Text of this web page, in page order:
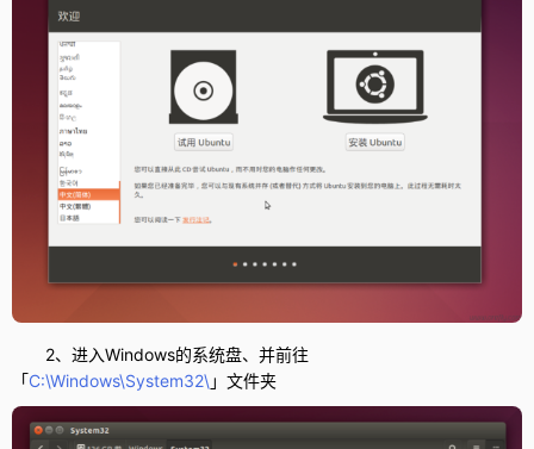
2、进入Windows的系统盘、并前往
「C:\Windows\System32\ 」文件夹